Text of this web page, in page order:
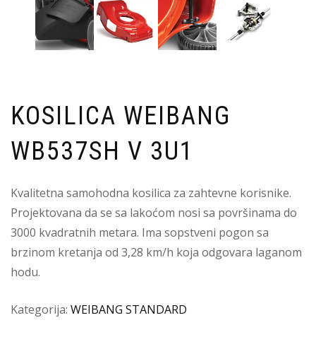
KOSILICA WEIBANG
WB537SH V 3U1
Kvalitetna samohodna kosilica za zahtevne korisnike.
Projektovana da se sa lakoćom nosi sa površinama do
3000 kvadratnih metara. Ima sopstveni pogon sa
brzinom kretanja od 3,28 km/h koja odgovara laganom
hodu.
Kategorija: WEIBANG STANDARD